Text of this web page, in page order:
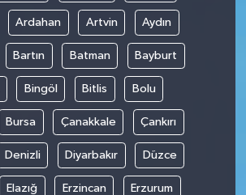
Ardahan Artvin Aydın
Bartın Batman Bayburt
Bingöl Bitlis Bolu
Bursa Çanakkale Çankırı
Denizli Diyarbakır Düzce
Elazığ Erzincan Erzurum